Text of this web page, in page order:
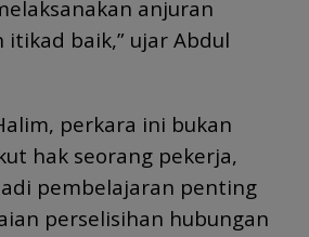
anjuran
baik,” ujar Abdul
perkara ini bukan
hak seorang pekerja,
pembelajaran penting
perselisihan hubungan